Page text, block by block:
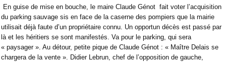
En guise de mise en bouche, le maire Claude Génot fait voter l’acquisition
du parking sauvage sis en face de la caserne des pompiers que la mairie
utilisait déjà faute d’un propriétaire connu. Un opportun décès est passé par
là et les héritiers se sont manifestés. Va pour le parking, qui sera
« paysager ». Au détour, petite pique de Claude Génot : « Maître Delais se
chargera de la vente ». Didier Lebrun, chef de l’opposition de gauche,